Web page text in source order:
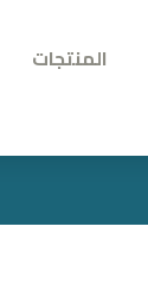
المنتجات